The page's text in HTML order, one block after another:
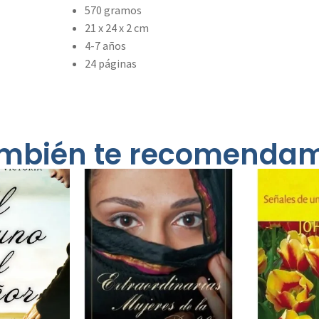
570 gramos
21 x 24 x 2 cm
4-7 años
24 páginas
te